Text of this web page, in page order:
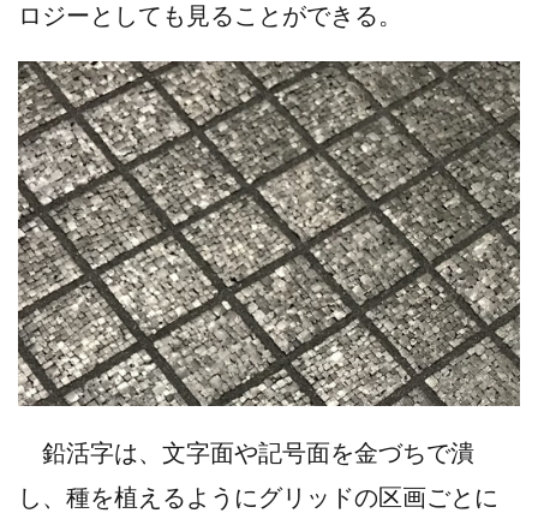
ロジーとしても見ることができる。
鉛活字は、文字面や記号面を金づちで潰
し、種を植えるようにグリッドの区画ごとに